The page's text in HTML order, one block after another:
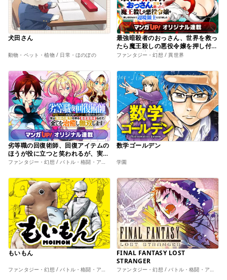
犬田さん
動物・ペット・植物 / 日常・ほのぼの
最強暗殺者のおっさん、世界を救っ
たら魔王殺しの悪役令嬢を押し付け
られて辺境領主になりました
ファンタジー・幻想 / 異世界
劣等職の回復術師、回復アイテムの
ほうが役に立つと笑われるが、実は
無限の魔力を誇る最強冒険者なので
ファンタジー・幻想 / バトル・格闘・アクション
数学ゴールデン
学園
もいもん
ファンタジー・幻想 / バトル・格闘・アクション
FINAL FANTASY LOST
STRANGER
ファンタジー・幻想 / バトル・格闘・アクション